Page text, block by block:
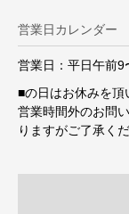
営業日カレンダー
営業日：平日午前9
■の日はお休みを頂
営業時間外のお問
りますがご了承くだ